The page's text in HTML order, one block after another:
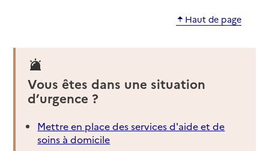
Haut de page
Vous êtes dans une situation
d’urgence ?
Mettre en place des services d'aide et de
soins à domicile